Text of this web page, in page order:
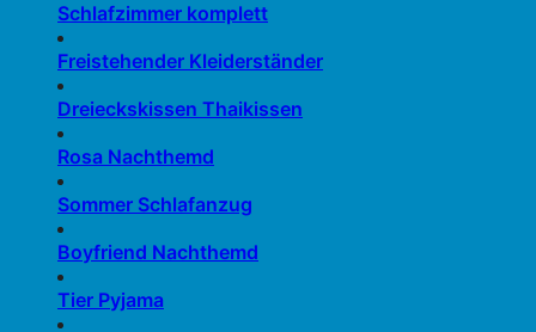
Schlafzimmer komplett
Freistehender Kleiderständer
Dreieckskissen Thaikissen
Rosa Nachthemd
Sommer Schlafanzug
Boyfriend Nachthemd
Tier Pyjama